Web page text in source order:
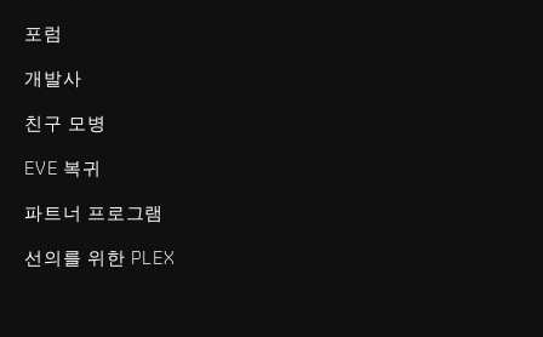
포럼
개발사
친구 모병
EVE 복귀
파트너 프로그램
선의를 위한 PLEX